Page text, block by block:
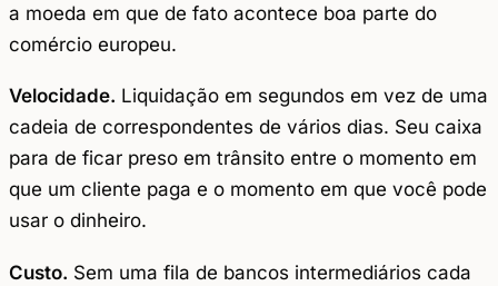
a moeda em que de fato acontece boa parte do
comércio europeu.
Velocidade. Liquidação em segundos em vez de uma
cadeia de correspondentes de vários dias. Seu caixa
para de ficar preso em trânsito entre o momento em
que um cliente paga e o momento em que você pode
usar o dinheiro.
Custo. Sem uma fila de bancos intermediários cada